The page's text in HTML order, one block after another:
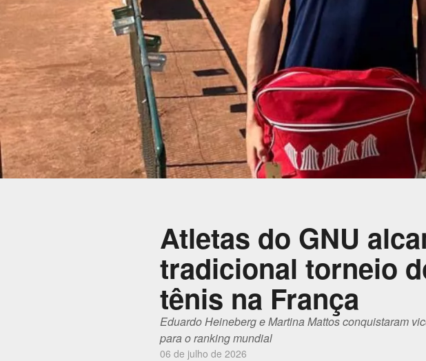
Atletas do GNU
tradicional torneio
tênis na França
Eduardo Heineberg e Martina Mattos conquistaram
para o ranking mundial
06 de julho de 2026